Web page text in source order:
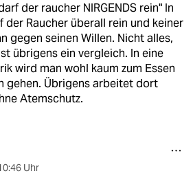
der raucher NIRGENDS rein" In
der Raucher überall rein und keiner
gegen seinen Willen. Nicht alles,
übrigens ein vergleich. In eine
wird man wohl kaum zum Essen
gehen. Übrigens arbeitet dort
Atemschutz.
Uhr